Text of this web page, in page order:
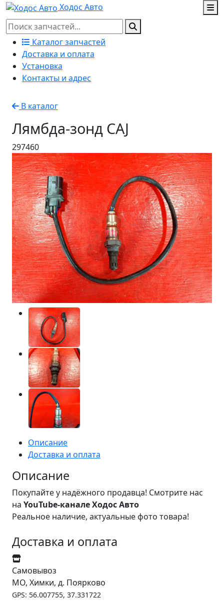
Ходос Авто
Каталог запчастей
Доставка и оплата
Установка
Контакты и адрес
В каталог
Лямбда-зонд CAJ
297460
Описание
Доставка и оплата
Описание
Покупайте у надёжного продавца! Смотрите нас
на YouTube-канале Ходос Авто
Реальное наличие, актуальные фото товара!
Доставка и оплата
Самовывоз
МО, Химки, д. Поярково
GPS: 56.007755, 37.331722